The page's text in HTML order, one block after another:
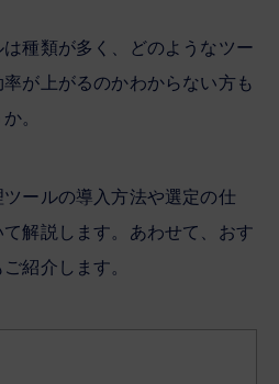
種類が多く、どのようなツー
が上がるのかわからない方も
。
ールの導入方法や選定の仕
解説します。あわせて、おす
紹介します。